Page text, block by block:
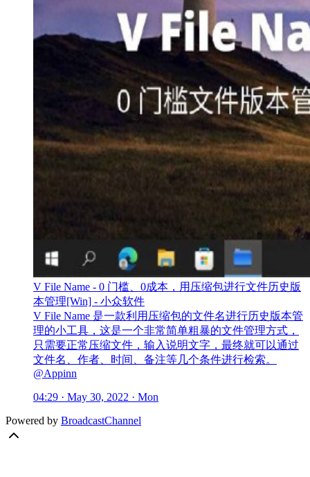
V File Name - 0 门槛、0成本，用压缩包进行文件历史版
本管理[Win] - 小众软件
V File Name 是一款利用压缩包的文件名进行历史版本管
理的小工具，这是一个非常简单粗暴的文件管理方式，
只需要正常压缩文件，输入说明文字，最终就可以通过
文件名、作者、时间、备注等几个条件进行检索。
@Appinn
04:29 · May 30, 2022 · Mon
Powered by BroadcastChannel